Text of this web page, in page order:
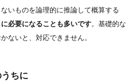
いものを論理的に推論して概算する
必要になることも多いです。基礎的な
ないと、対応できません。
ちに